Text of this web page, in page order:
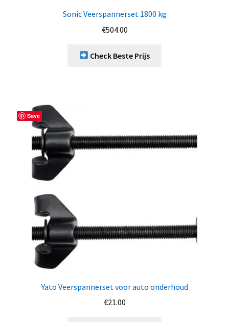
Sonic Veerspannerset 1800 kg
€504.00
Check Beste Prijs
Save
Yato Veerspannerset voor auto onderhoud
€21.00